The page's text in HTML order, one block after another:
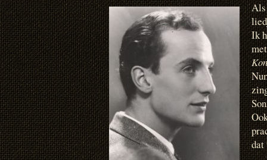
Als
Ik
dat